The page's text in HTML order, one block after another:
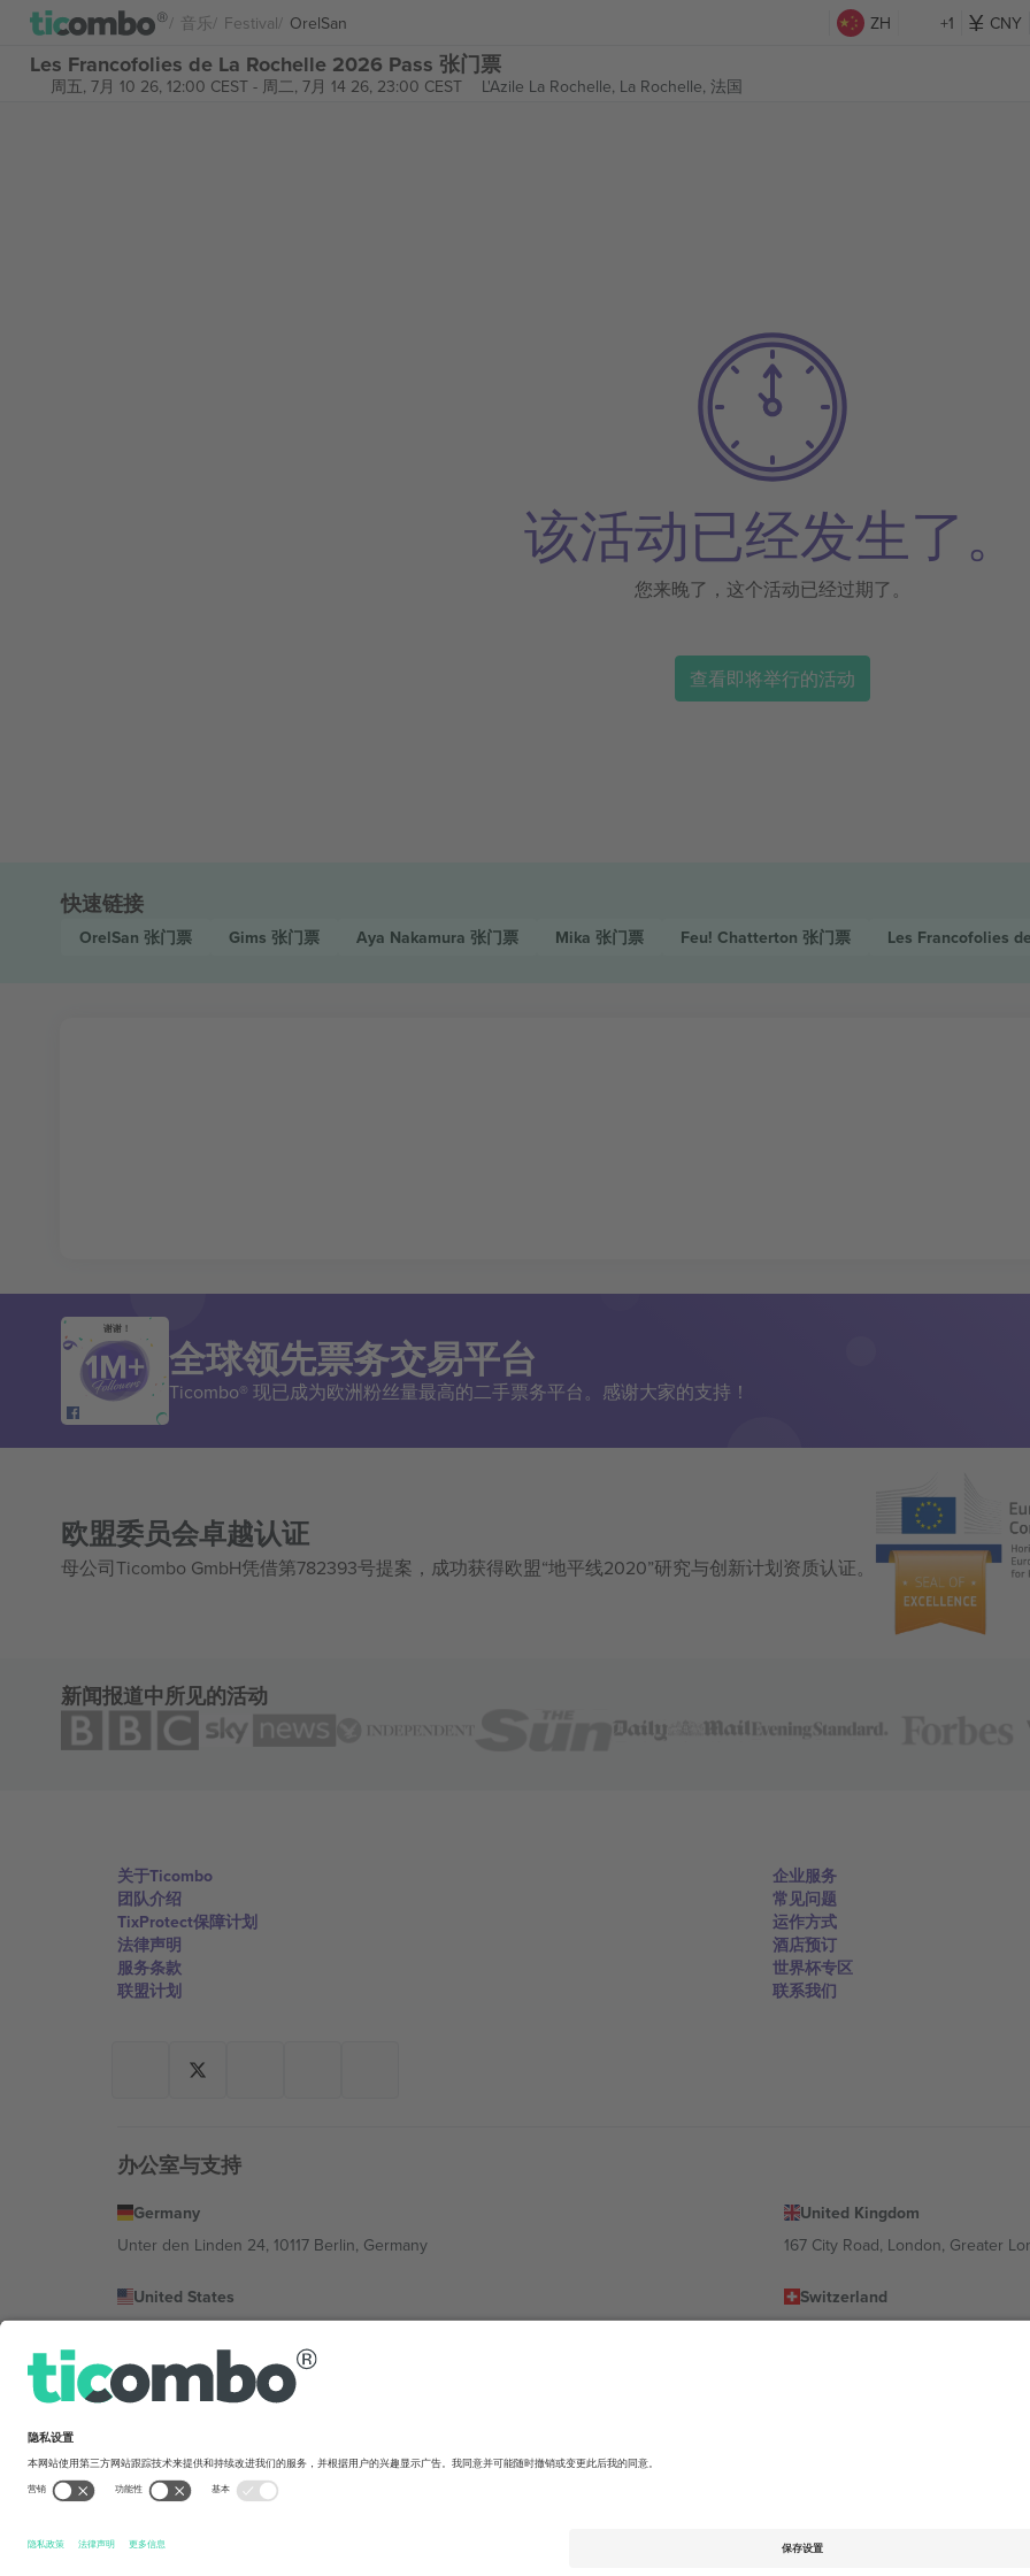
音乐 Festival OrelSan ZH +1 CNY
Les Francofolies de La Rochelle 2026 Pass 张门票
周五, 7月 10 26, 12:00 CEST- 周二, 7月 14 26, 23:00 CEST L'Azile La Rochelle, La Rochelle, 法国
该活动已经发生了。
您来晚了，这个活动已经过期了。
查看即将举行的活动
快速链接
OrelSan 张门票 Gims 张门票 Aya Nakamura 张门票 Mika 张门票 Feu! Chatterton 张门票 Les Francofolies
谢谢！
全球领先票务交易平台
Ticombo® 现已成为欧洲粉丝量最高的二手票务平台。感谢大家的支持！
欧盟委员会卓越认证
母公司Ticombo GmbH凭借第782393号提案，成功获得欧盟“地平线2020”研究与创新计划资质认证。
新闻报道中所见的活动
关于Ticombo
团队介绍
TixProtect保障计划
法律声明
服务条款
联盟计划
企业服务
常见问题
运作方式
酒店预订
世界杯专区
联系我们
办公室与支持
Germany
Unter den Linden 24, 10117 Berlin, Germany
United Kingdom
167 City Road, London, Greater
United States
Switzerland
Bulgaria
Mexico
Av Chapultepec 360, Roma Norte, Cuauhtémoc, 06700 Ciudad de México, CDMX, Mexico
平台提供商的法律实体可能会因地点、活动和/或领域而有所不同。有关详细信息，请查看特定活动页面、版权声明和条款。,